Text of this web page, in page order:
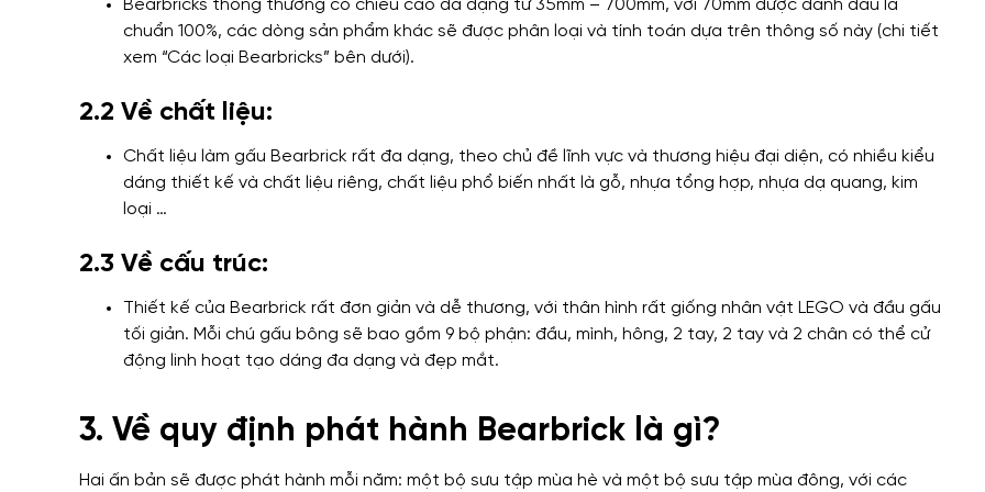
Bearbricks thông thường có chiều cao đa dạng từ 35mm – 700mm, với 70mm được đánh dấu là
chuẩn 100%, các dòng sản phẩm khác sẽ được phân loại và tính toán dựa trên thông số này (chi tiết
xem “Các loại Bearbricks” bên dưới).
2.2 Về chất liệu:
Chất liệu làm gấu Bearbrick rất đa dạng, theo chủ đề lĩnh vực và thương hiệu đại diện, có nhiều kiểu
dáng thiết kế và chất liệu riêng, chất liệu phổ biến nhất là gỗ, nhựa tổng hợp, nhựa dạ quang, kim
loại …
2.3 Về cấu trúc:
Thiết kế của Bearbrick rất đơn giản và dễ thương, với thân hình rất giống nhân vật LEGO và đầu gấu
tối giản. Mỗi chú gấu bông sẽ bao gồm 9 bộ phận: đầu, mình, hông, 2 tay, 2 tay và 2 chân có thể cử
động linh hoạt tạo dáng đa dạng và đẹp mắt.
3. Về quy định phát hành Bearbrick là gì?
Hai ấn bản sẽ được phát hành mỗi năm: một bộ sưu tập mùa hè và một bộ sưu tập mùa đông, với các